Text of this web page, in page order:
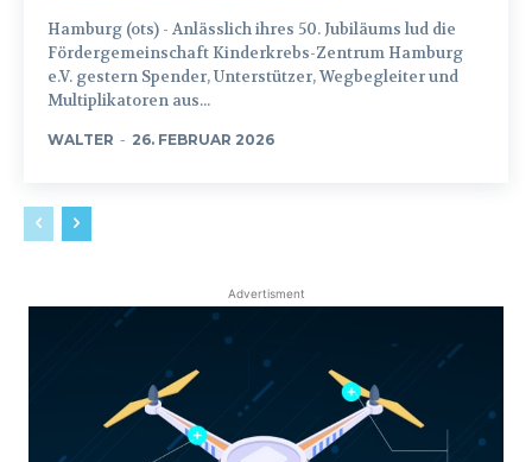
Hamburg (ots) - Anlässlich ihres 50. Jubiläums lud die
Fördergemeinschaft Kinderkrebs-Zentrum Hamburg
e.V. gestern Spender, Unterstützer, Wegbegleiter und
Multiplikatoren aus...
WALTER - 26. FEBRUAR 2026
Advertisment